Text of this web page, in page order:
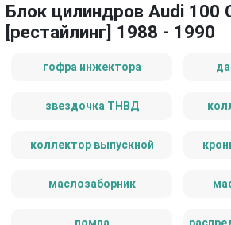
Блок цилиндров Audi 100
[рестайлинг] 1988 - 1990
гофра инжектора
звездочка ТНВД
коллектор выпускной
маслозаборник